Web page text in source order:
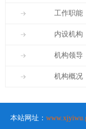
工作职能
内设机构
机构领导
机构概况
本站网址：